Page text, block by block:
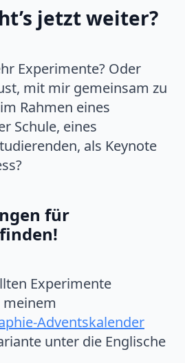
jetzt weiter?
Experimente? Oder
mit mir gemeinsam zu
Rahmen eines
Schule, eines
als Keynote
für
Experimente
Adventskalender
unter die Englische